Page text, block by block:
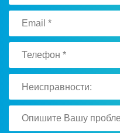
Неисправности: